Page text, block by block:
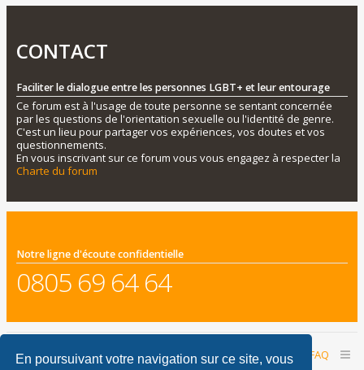
En poursuivant votre navigation sur ce site, vous
CONTACT
Faciliter le dialogue entre les personnes LGBT+ et leur entourage
Ce forum est à l'usage de toute personne se sentant concernée
par les questions de l'orientation sexuelle ou l'identité de genre.
C'est un lieu pour partager vos expériences, vos doutes et vos
questionnements.
En vous inscrivant sur ce forum vous vous engagez à respecter la
Charte du forum
Notre ligne d'écoute confidentielle
0805 69 64 64
Accueil du forum FAQ
Nous contacter